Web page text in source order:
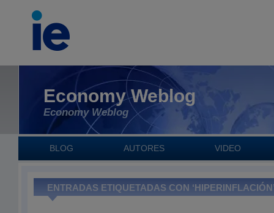
Economy Weblog
Economy Weblog
BLOG AUTORES VIDEO
ENTRADAS ETIQUETADAS CON